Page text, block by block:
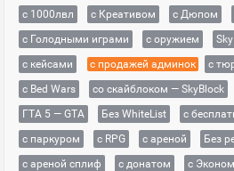
с 1000лвл c Креативом с Дюпом
с Голодными играми
с оружием
с кейсами
с продажей админок с
с Bed Wars
со скайблоком — SkyBlock
ГТА 5 — GTA
Без WhiteList
с
с паркуром
с RPG с ареной
Без
с ареной сплиф
с донатом с